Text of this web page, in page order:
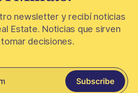
newsletter y recibí noticias
Estate. Noticias que sirven
decisiones.
Subscribe